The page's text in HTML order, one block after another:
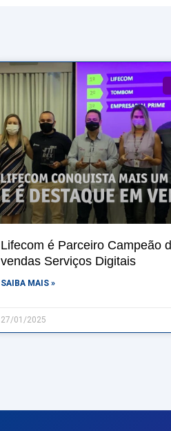
Lifecom é Parceiro Campeão
vendas Serviços Digitais
SAIBA MAIS »
27/01/2025